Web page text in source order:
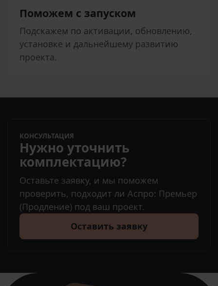
Поможем с запуском
Подскажем по активации, обновлению,
установке и дальнейшему развитию
проекта.
КОНСУЛЬТАЦИЯ
Нужно уточнить
комплектацию?
Оставьте заявку, и мы поможем
проверить, подходит ли Аспро: Премьер
(Продление) под ваш проект.
Оставить заявку